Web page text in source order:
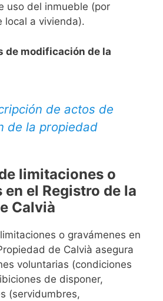
uso del inmueble (por
local a vivienda).
de modificación de la
de actos de
de la propiedad
limitaciones o
en el Registro de la
Calvià
o gravámenes en
de Calvià asegura
voluntarias (condiciones
de disponer,
(servidumbres,